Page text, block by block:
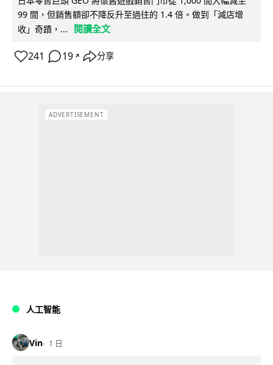
99 間，但銷售額卻不降反升至過往的 1.4 倍。做到「減店增
收」奇蹟，...
閱讀全文
241 19 ↗ 分享
ADVERTISEMENT
人工智能
Vin 1 日